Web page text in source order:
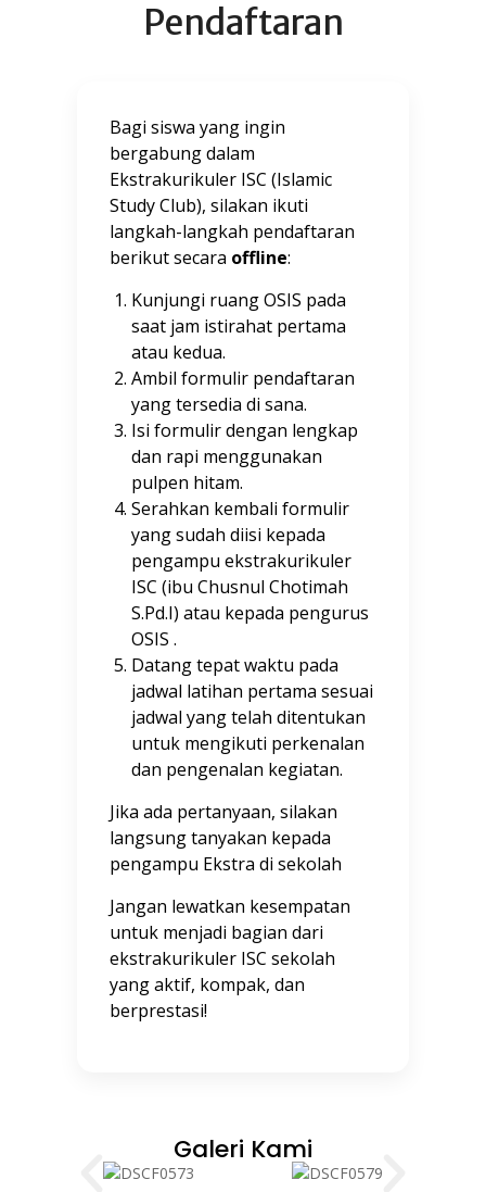
Pendaftaran
Bagi siswa yang ingin
bergabung dalam
Ekstrakurikuler ISC (Islamic
Study Club), silakan ikuti
langkah-langkah pendaftaran
berikut secara offline:
Kunjungi ruang OSIS pada
saat jam istirahat pertama
atau kedua.
Ambil formulir pendaftaran
yang tersedia di sana.
Isi formulir dengan lengkap
dan rapi menggunakan
pulpen hitam.
Serahkan kembali formulir
yang sudah diisi kepada
pengampu ekstrakurikuler
ISC (ibu Chusnul Chotimah
S.Pd.I) atau kepada pengurus
OSIS .
Datang tepat waktu pada
jadwal latihan pertama sesuai
jadwal yang telah ditentukan
untuk mengikuti perkenalan
dan pengenalan kegiatan.
Jika ada pertanyaan, silakan
langsung tanyakan kepada
pengampu Ekstra di sekolah
Jangan lewatkan kesempatan
untuk menjadi bagian dari
ekstrakurikuler ISC sekolah
yang aktif, kompak, dan
berprestasi!
Galeri Kami